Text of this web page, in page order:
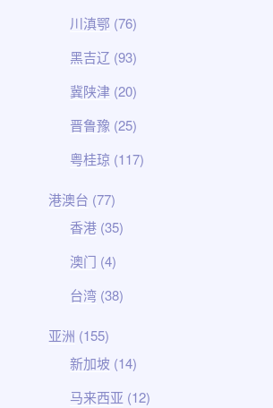
川滇鄂 (76)
黑吉辽 (93)
冀陕津 (20)
晋鲁豫 (25)
粤桂琼 (117)
港澳台 (77)
香港 (35)
澳门 (4)
台湾 (38)
亚洲 (155)
新加坡 (14)
马来西亚 (12)